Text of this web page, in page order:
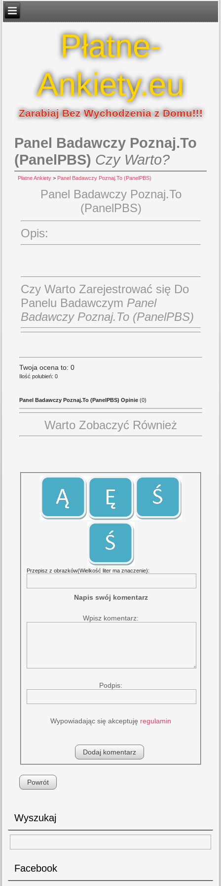
Płatne-
Ankiety.eu
Zarabiaj Bez Wychodzenia z Domu!!!
Panel Badawczy Poznaj.To
(PanelPBS) Czy Warto?
Płatne Ankiety > Panel Badawczy Poznaj.To (PanelPBS)
Panel Badawczy Poznaj.To
(PanelPBS)
Opis:
Czy Warto Zarejestrować się Do
Panelu Badawczym Panel
Badawczy Poznaj.To (PanelPBS)
Twoja ocena to: 0
Ilość polubień: 0
Panel Badawczy Poznaj.To (PanelPBS) Opinie (0)
Warto Zobaczyć Również
Przepisz z obrazków(Wielkość liter ma znaczenie):
Napis swój komentarz
Wpisz komentarz:
Podpis:
Wypowiadając się akceptuję regulamin
Powrót
Wyszukaj
Facebook